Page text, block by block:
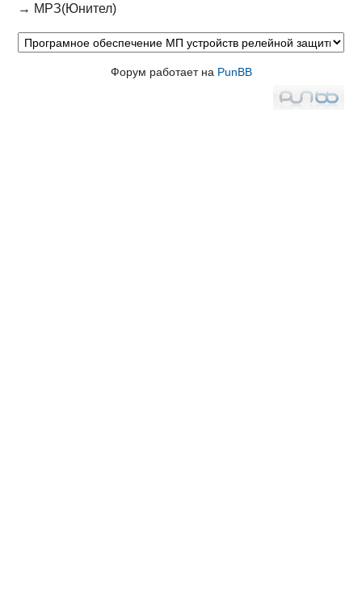
→ МРЗ(Юнител)
Форум работает на PunBB